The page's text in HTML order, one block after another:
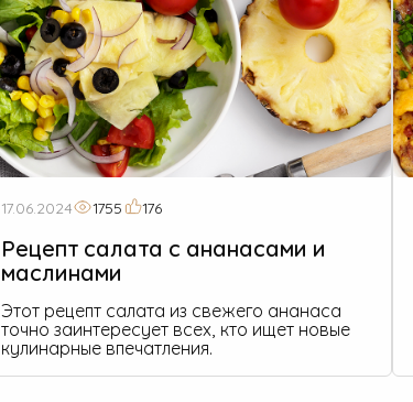
17.06.2024 1755 176
Рецепт салата с ананасами и
маслинами
Этот рецепт салата из свежего ананаса
точно заинтересует всех, кто ищет новые
кулинарные впечатления.